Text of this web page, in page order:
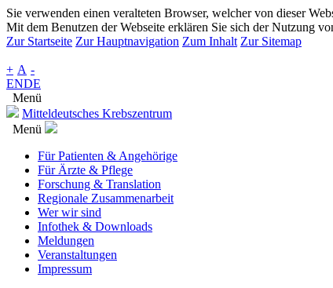
Sie verwenden einen veralteten Browser, welcher von dieser
Mit dem Benutzen der Webseite erklären Sie sich der Nutzung
Zur Startseite Zur Hauptnavigation Zum Inhalt Zur Sitemap
+ A -
ENDE
Menü
Mitteldeutsches Krebszentrum
Menü
Für Patienten & Angehörige
Für Ärzte & Pflege
Forschung & Translation
Regionale Zusammenarbeit
Wer wir sind
Infothek & Downloads
Meldungen
Veranstaltungen
Impressum